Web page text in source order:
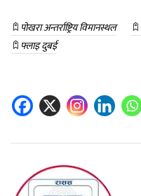
पोखरा अन्तर्राष्ट्रिय विमानस्थल
फ्लाइ दुबई